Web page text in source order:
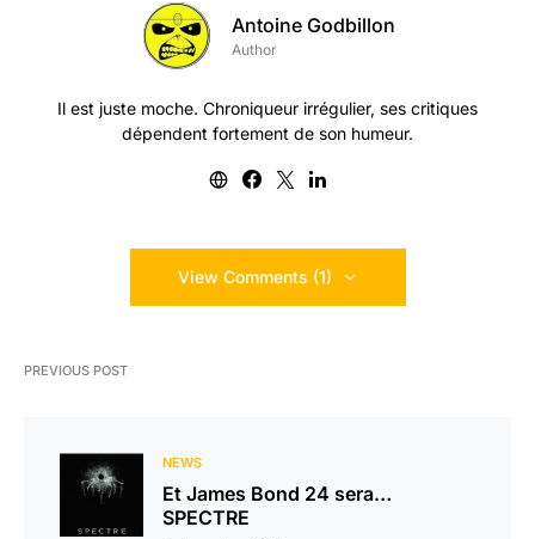
Antoine Godbillon
Author
Il est juste moche. Chroniqueur irrégulier, ses critiques
dépendent fortement de son humeur.
View Comments (1)
PREVIOUS POST
NEWS
Et James Bond 24 sera…
SPECTRE